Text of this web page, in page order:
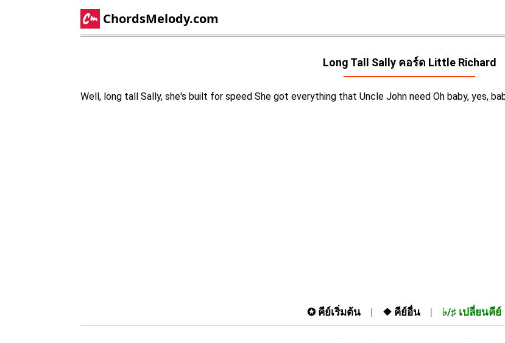
ChordsMelody.com
Long Tall Sally คอร์ด Little Richard
Well, long tall Sally, she's built for speed She got everything that Uncle John need Oh baby, yes,
✪ คีย์เริ่มต้น ❖ คีย์อื่น ♭/♯ เปลี่ยนคีย์